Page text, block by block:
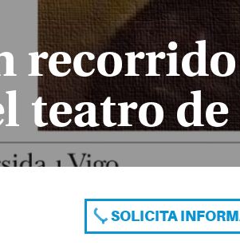
teatro
SOLICITA